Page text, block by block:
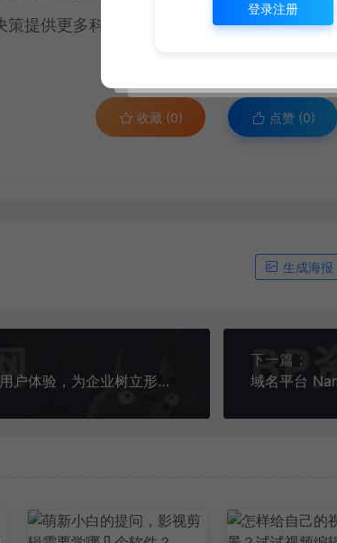
提供更多科学的依照。
收藏 (0) 点赞 (0)
生成海报
嘉兴app开发，打造独特的用户体验，为企业树立形象！
下一篇：
登录注册